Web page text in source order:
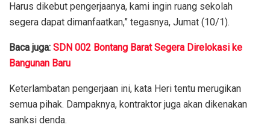
Harus dikebut pengerjaanya, kami ingin ruang sekolah
segera dapat dimanfaatkan,” tegasnya, Jumat (10/1).
Baca juga: SDN 002 Bontang Barat Segera Direlokasi ke
Bangunan Baru
Keterlambatan pengerjaan ini, kata Heri tentu merugikan
semua pihak. Dampaknya, kontraktor juga akan dikenakan
sanksi denda.